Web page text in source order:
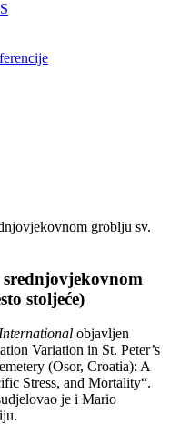
groblju sv.
stoljeće)
objavljen
Variation in St. Peter’s
(Osor, Croatia): A
Stress, and Mortality“.
je i Mario